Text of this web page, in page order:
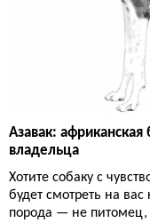
Азавак:
владельца
Хотите собаку с
будет смотреть на вас
порода — не питомец,